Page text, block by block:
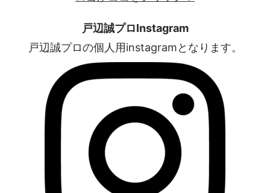
戸辺誠プロInstagram
戸辺誠プロの個人用instagramとなります。